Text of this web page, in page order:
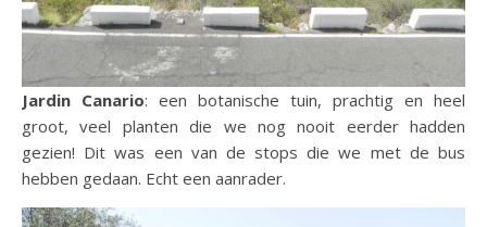
Jardin Canario: een botanische tuin, prachtig en heel
groot, veel planten die we nog nooit eerder hadden
gezien! Dit was een van de stops die we met de bus
hebben gedaan. Echt een aanrader.